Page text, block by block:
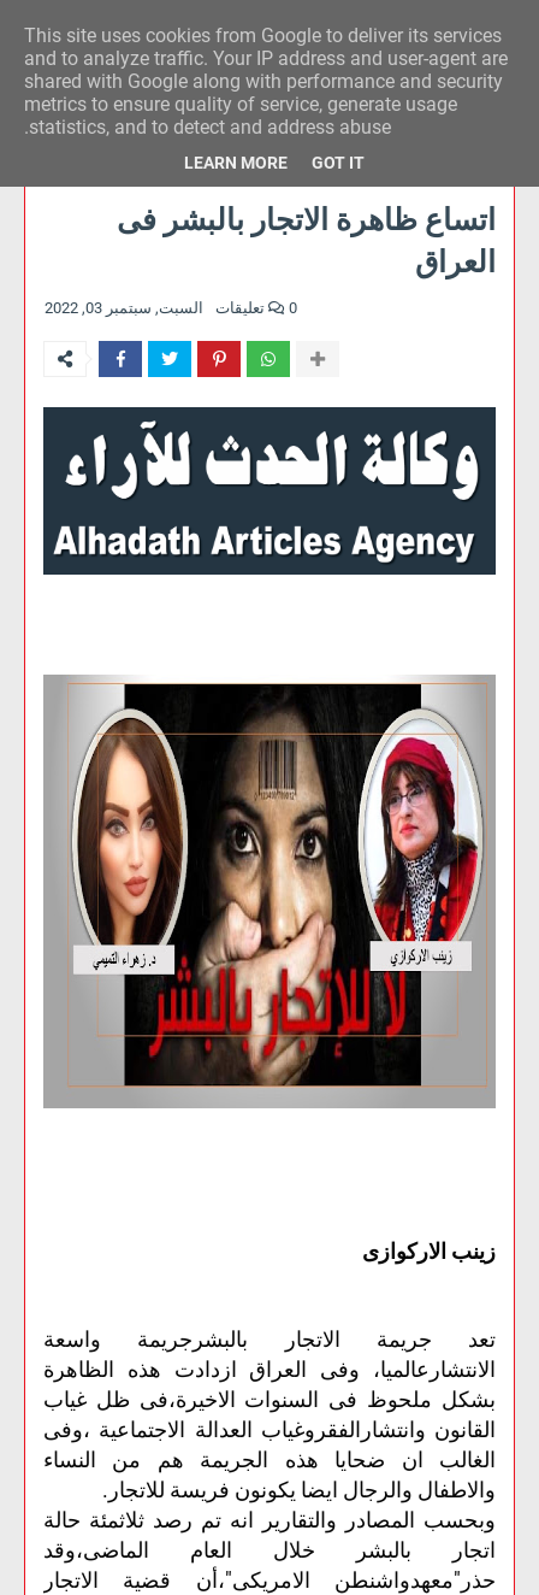
وكالة الحدث للآراء
اتساع ظاهرة الاتجار بالبشر فى
العراق
السبت, سبتمبر 03, 2022 0 تعليقات
زينب الاركوازى
تعد جريمة الاتجار بالبشرجريمة واسعة
الانتشارعالميا، وفى العراق ازدادت هذه الظاهرة
بشكل ملحوظ فى السنوات الاخيرة،فى ظل غياب
القانون وانتشارالفقروغياب العدالة الاجتماعية ،وفى
الغالب ان ضحايا هذه الجريمة هم من النساء
والاطفال والرجال ايضا يكونون فريسة للاتجار.
وبحسب المصادر والتقارير انه تم رصد ثلاثمئة حالة
اتجار بالبشر خلال العام الماضى،وقد
حذر"معهدواشنطن الامريكى"،أن قضية الاتجار
This site uses cookies from Google to deliver its services
and to analyze traffic. Your IP address and user-agent are
shared with Google along with performance and security
metrics to ensure quality of service, generate usage
statistics, and to detect and address abuse.
LEARN MORE GOT IT